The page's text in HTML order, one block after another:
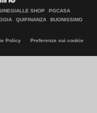
SHOP
PGCASA
QUIFINANZA
BUONISSIMO
Policy
Preferenze sui cookie